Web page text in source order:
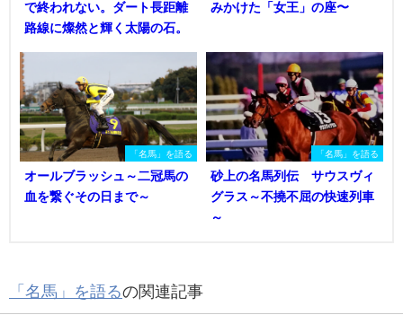
で終われない。ダート長距離
路線に燦然と輝く太陽の石。
みかけた「女王」の座〜
「名馬」を語る
オールブラッシュ～二冠馬の
血を繋ぐその日まで～
「名馬」を語る
砂上の名馬列伝 サウスヴィ
グラス～不撓不屈の快速列車
～
「名馬」を語るの関連記事